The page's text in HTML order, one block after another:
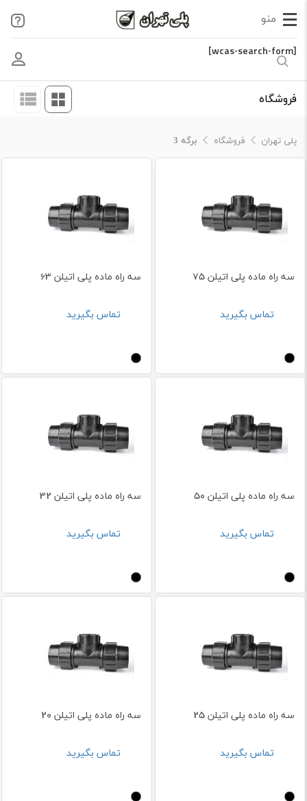
[wcas-search-form]
فروشگاه
پلی تهران فروشگاه برگه 3
سه راه ماده پلی اتیلن 75
تماس بگیرید
سه راه ماده پلی اتیلن 63
تماس بگیرید
سه راه ماده پلی اتیلن 50
تماس بگیرید
سه راه ماده پلی اتیلن 32
تماس بگیرید
سه راه ماده پلی اتیلن 25
تماس بگیرید
سه راه ماده پلی اتیلن 20
تماس بگیرید